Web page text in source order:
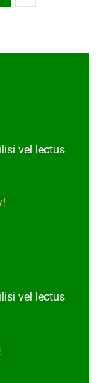
vel lectus
vel lectus